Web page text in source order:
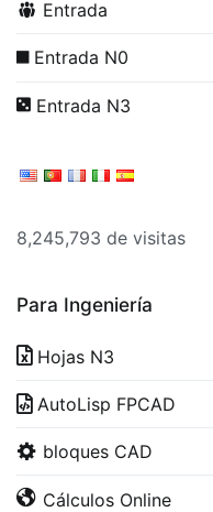
Entrada
Entrada N0
Entrada N3
8,245,793 de visitas
Para Ingeniería
Hojas N3
AutoLisp FPCAD
bloques CAD
Cálculos Online